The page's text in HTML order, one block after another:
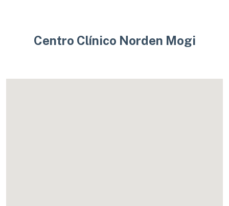
Centro Clínico Norden Mogi